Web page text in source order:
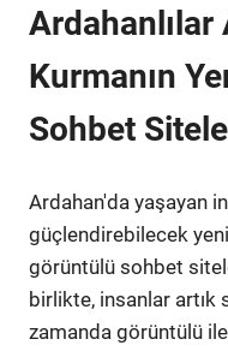
Ardahanlılar
Kurmanın
Sohbet
Ardahan'da yaşayan
güçlendirebilecek
görüntülü sohbet
birlikte, insanlar artık
zamanda görüntülü